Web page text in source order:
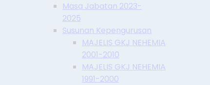
Masa Jabatan 2023-
2025
Susunan Kepengurusan
MAJELIS GKJ NEHEMIA
2001-2010
MAJELIS GKJ NEHEMIA
1991-2000